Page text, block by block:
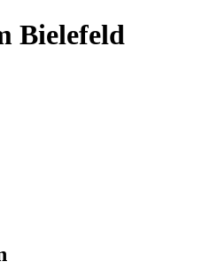
Bielefeld